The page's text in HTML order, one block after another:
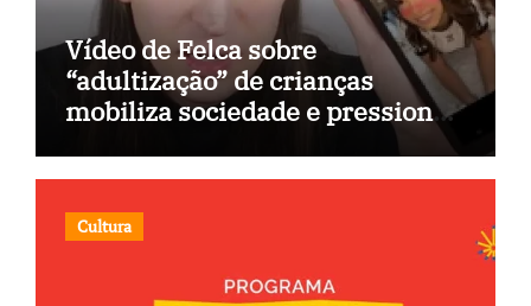
Vídeo de Felca sobre
“adultização” de crianças
mobiliza sociedade e pressiona
Cultura